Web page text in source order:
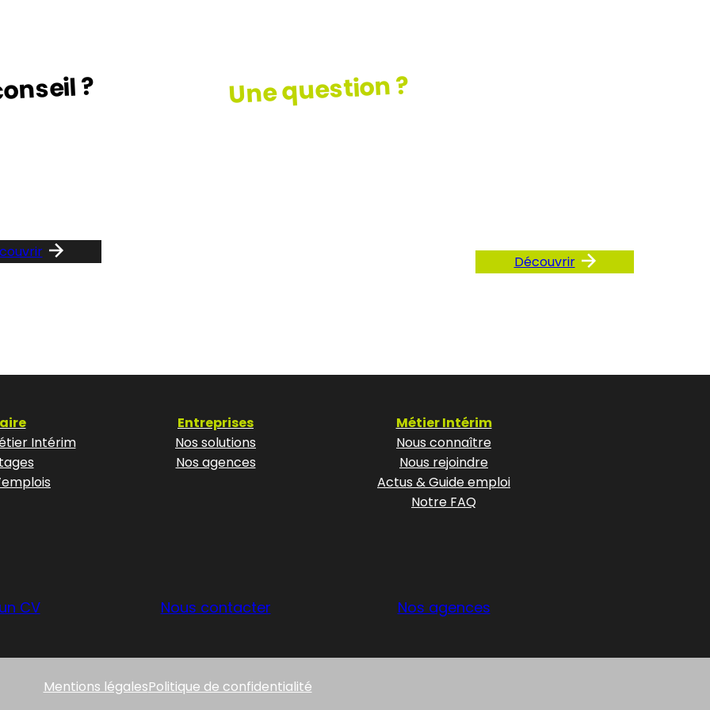
? Une question ?
Découvrir
Intérim
CV
Entreprises
Nos solutions
Nos agences
Nous contacter
Métier Intérim
Nous connaître
Nous rejoindre
Actus & Guide emploi
Notre FAQ
Nos agences
Mentions légalesPolitique de confidentialité